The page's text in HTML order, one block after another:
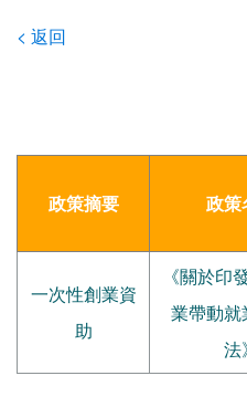
< 返回
政策摘要 政策
一次性創業資
助
《關於印
業帶動就
法